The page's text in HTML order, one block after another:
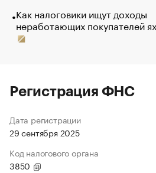
Как налоговики ищут доходы
неработающих покупателей
Регистрация ФНС
Дата регистрации
29 сентября 2025
Код налогового органа
3850